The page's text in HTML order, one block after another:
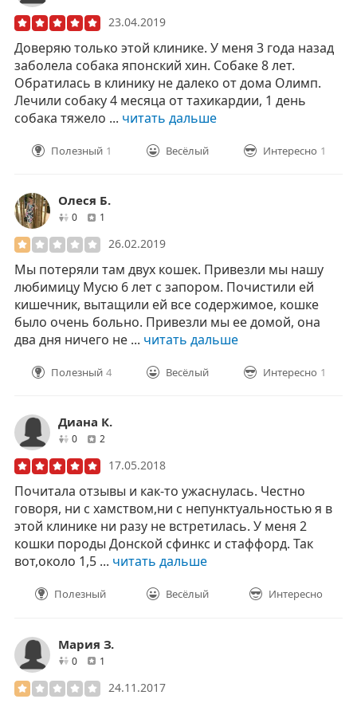
23.04.2019
Доверяю только этой клинике. У меня 3 года назад
заболела собака японский хин. Собаке 8 лет.
Обратилась в клинику не далеко от дома Олимп.
Лечили собаку 4 месяца от тахикардии, 1 день
собака тяжело ... читать дальше
Полезный 1 Весёлый Интересно 1
Олеся Б.
0друзей1
26.02.2019
Мы потеряли там двух кошек. Привезли мы нашу
любимицу Мусю 6 лет с запором. Почистили ей
кишечник, вытащили ей все содержимое, кошке
было очень больно. Привезли мы ее домой, она
два дня ничего не ... читать дальше
Полезный 4 Весёлый Интересно 1
Диана К.
0друзей
2
17.05.2018
Почитала отзывы и как-то ужаснулась. Честно
говоря, ни с хамством,ни с непунктуальностью я в
этой клинике ни разу не встретилась. У меня 2
кошки породы Донской сфинкс и стаффорд. Так
вот,около 1,5 ... читать дальше
Полезный Весёлый Интересно
Мария З.
0друзей1
24.11.2017